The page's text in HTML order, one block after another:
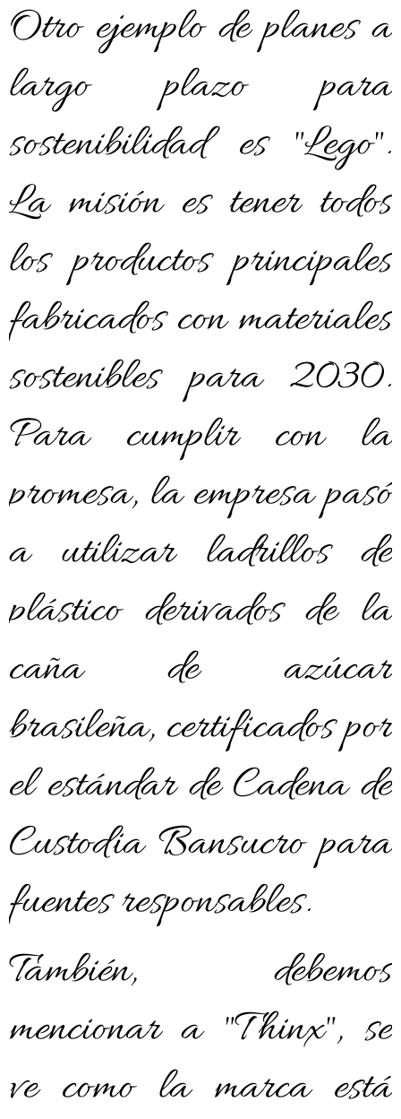
Otro ejemplo de planes a
largo plazo para
sostenibilidad es "Lego".
La misión es tener todos
los productos principales
fabricados con materiales
sostenibles para 2030.
Para cumplir con la
promesa, la empresa pasó
a utilizar ladrillos de
plástico derivados de la
caña de azúcar
brasileña, certificados por
el estándar de Cadena de
Custodia Bansucro para
fuentes responsables.
También, debemos
mencionar a "Thinx", se
ve como la marca está